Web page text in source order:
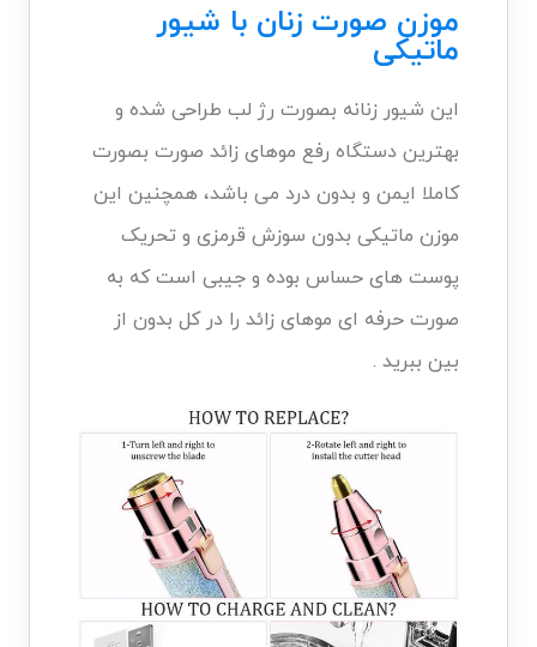
موزن صورت زنان با شیور
ماتیکی
این شیور زنانه بصورت رژ لب طراحی شده و
بهترین دستگاه رفع موهای زائد صورت بصورت
کاملا ایمن و بدون درد می باشد، همچنین این
موزن ماتیکی بدون سوزش قرمزی و تحریک
پوست های حساس بوده و جیبی است که به
صورت حرفه ای موهای زائد را در کل بدون از
بین ببرید .